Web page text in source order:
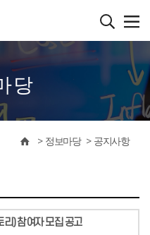
당
정보마당 공지사항
) 참여자 모집 공고